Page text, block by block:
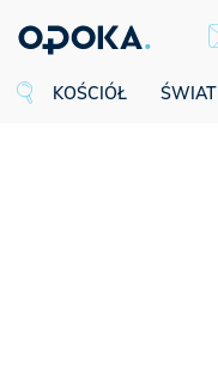
KOŚCIÓŁ ŚWIAT